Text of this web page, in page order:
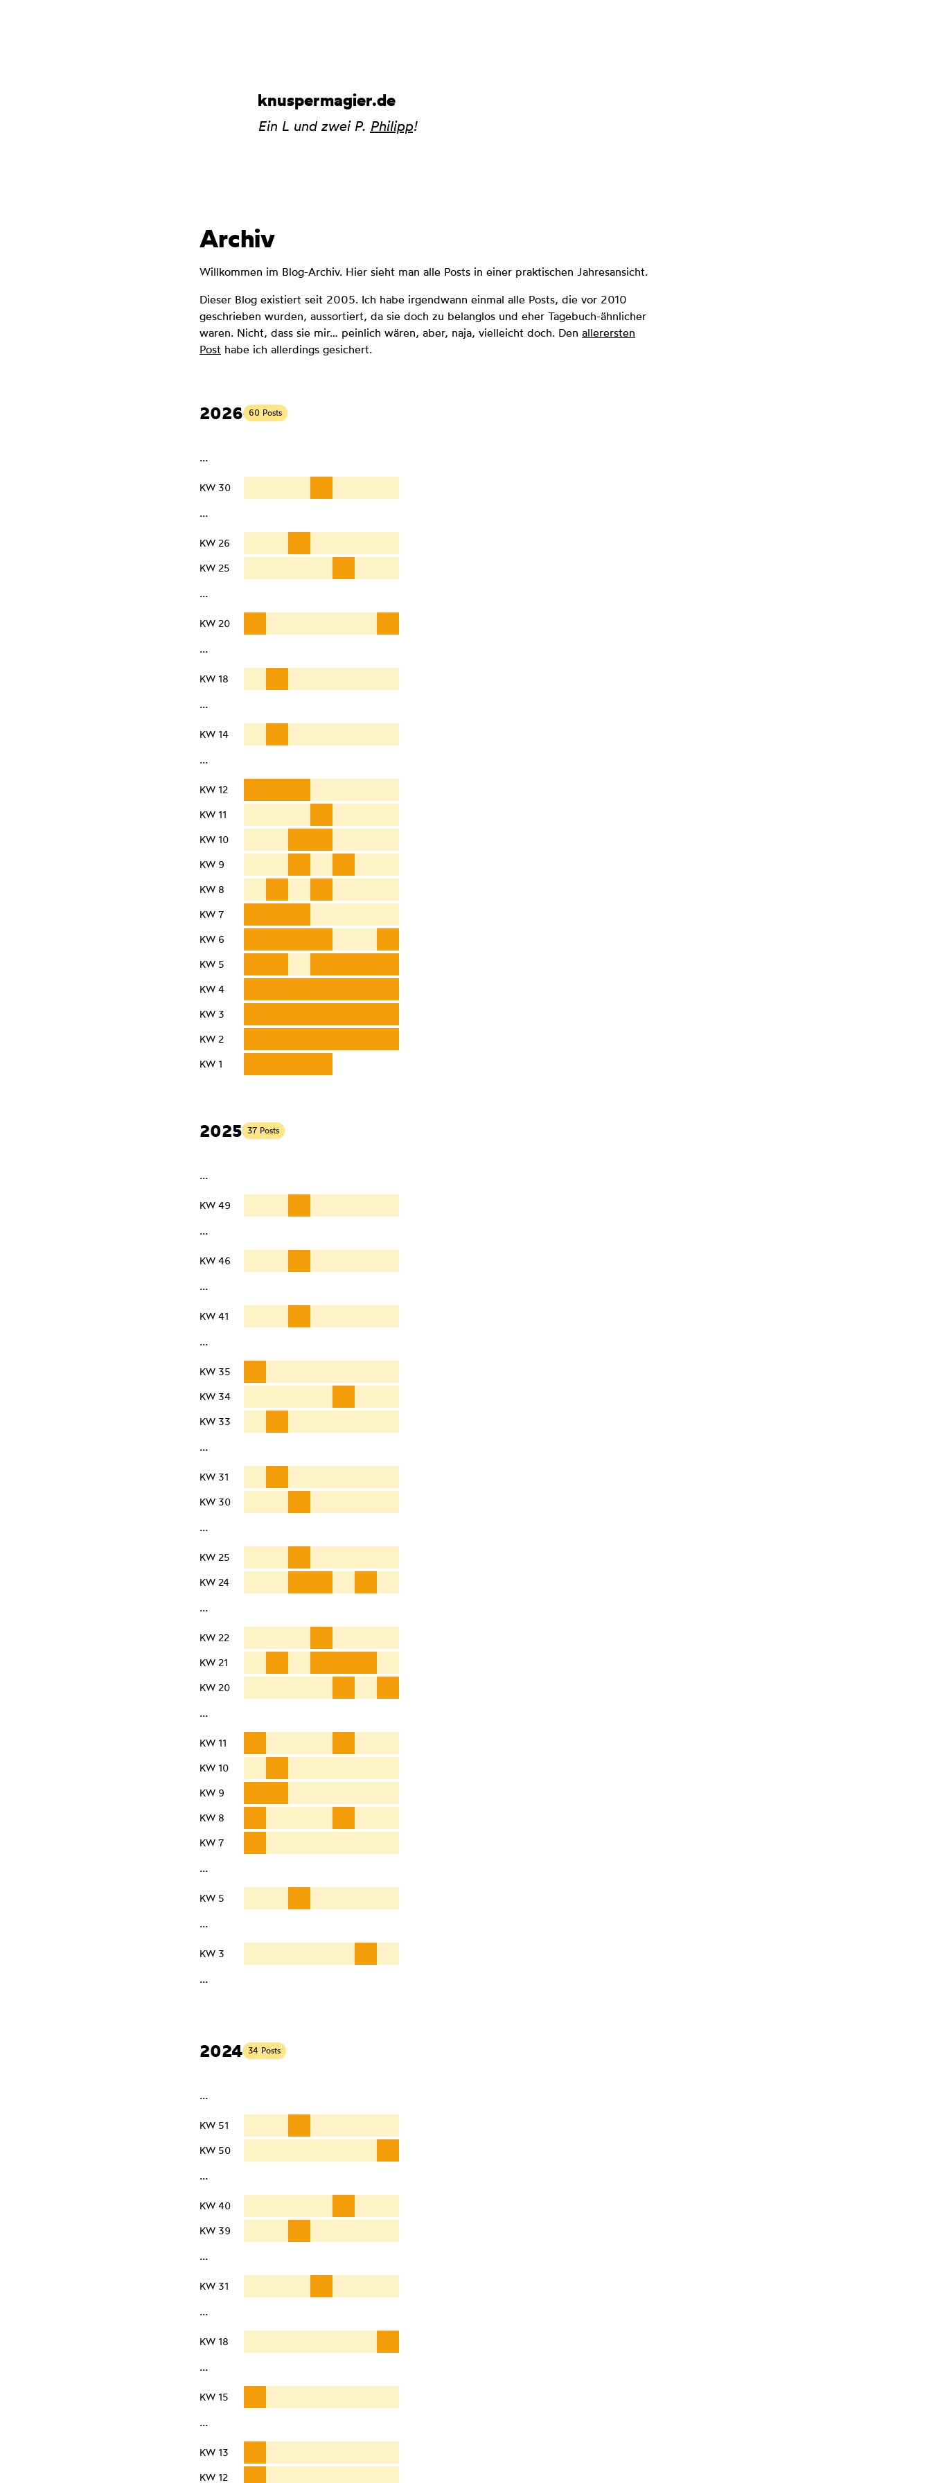
knuspermagier.de
Ein L und zwei P. Philipp!
Archiv
Willkommen im Blog-Archiv. Hier sieht man alle Posts in einer praktischen Jahresansicht.
Dieser Blog existiert seit 2005. Ich habe irgendwann einmal alle Posts, die vor 2010
geschrieben wurden, aussortiert, da sie doch zu belanglos und eher Tagebuch-ähnlicher
waren. Nicht, dass sie mir… peinlich wären, aber, naja, vielleicht doch. Den allerersten
Post habe ich allerdings gesichert.
2026 60 Posts
···
KW 30
···
KW 26
KW 25
···
KW 20
···
KW 18
···
KW 14
···
KW 12
KW 11
KW 10
KW 9
KW 8
KW 7
KW 6
KW 5
KW 4
KW 3
KW 2
KW 1
2025 37 Posts
···
KW 49
···
KW 46
···
KW 41
···
KW 35
KW 34
KW 33
···
KW 31
KW 30
···
KW 25
KW 24
···
KW 22
KW 21
KW 20
···
KW 11
KW 10
KW 9
KW 8
KW 7
···
KW 5
···
KW 3
···
2024 34 Posts
···
KW 51
KW 50
···
KW 40
KW 39
···
KW 31
···
KW 18
···
KW 15
···
KW 13
KW 12